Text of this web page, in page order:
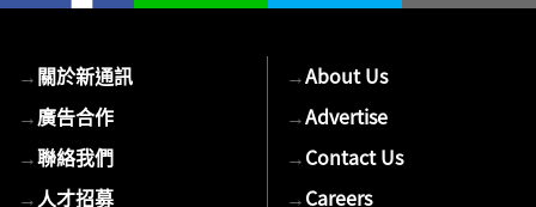
→關於新通訊
→廣告合作
→聯絡我們
→人才招募
→About Us
→Advertise
→Contact Us
→Careers